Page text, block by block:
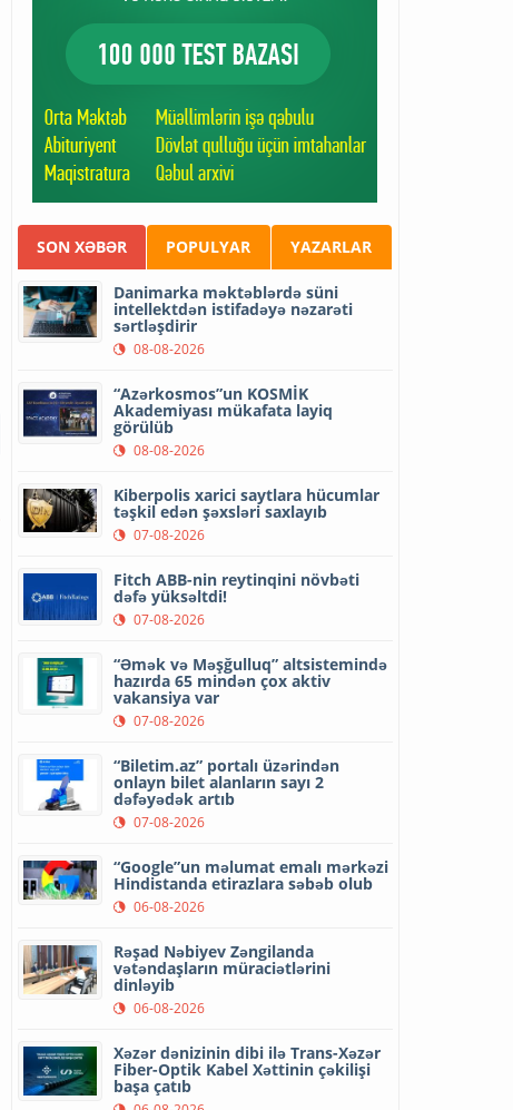
SON XƏBƏR POPULYAR YAZARLAR
Danimarka məktəblərdə süni
intellektdən istifadəyə nəzarəti
sərtləşdirir
08-08-2026
“Azərkosmos”un KOSMİK
Akademiyası mükafata layiq
görülüb
08-08-2026
Kiberpolis xarici saytlara hücumlar
təşkil edən şəxsləri saxlayıb
07-08-2026
Fitch ABB-nin reytinqini növbəti
dəfə yüksəltdi!
07-08-2026
“Əmək və Məşğulluq” altsistemində
hazırda 65 mindən çox aktiv
vakansiya var
07-08-2026
“Biletim.az” portalı üzərindən
onlayn bilet alanların sayı 2
dəfəyədək artıb
07-08-2026
“Google”un məlumat emalı mərkəzi
Hindistanda etirazlara səbəb olub
06-08-2026
Rəşad Nəbiyev Zəngilanda
vətəndaşların müraciətlərini
dinləyib
06-08-2026
Xəzər dənizinin dibi ilə Trans-Xəzər
Fiber-Optik Kabel Xəttinin çəkilişi
başa çatıb